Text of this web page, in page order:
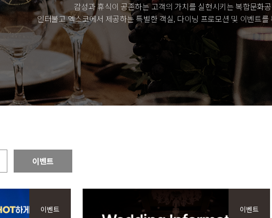
감성과 휴식이 공존하는 고객의 가치를 실현시키는복합문화
인터불고 엑스코에서 제공하는특별한 객실, 다이닝 프로모션 및 이벤트를
이벤트
이벤트 이벤트